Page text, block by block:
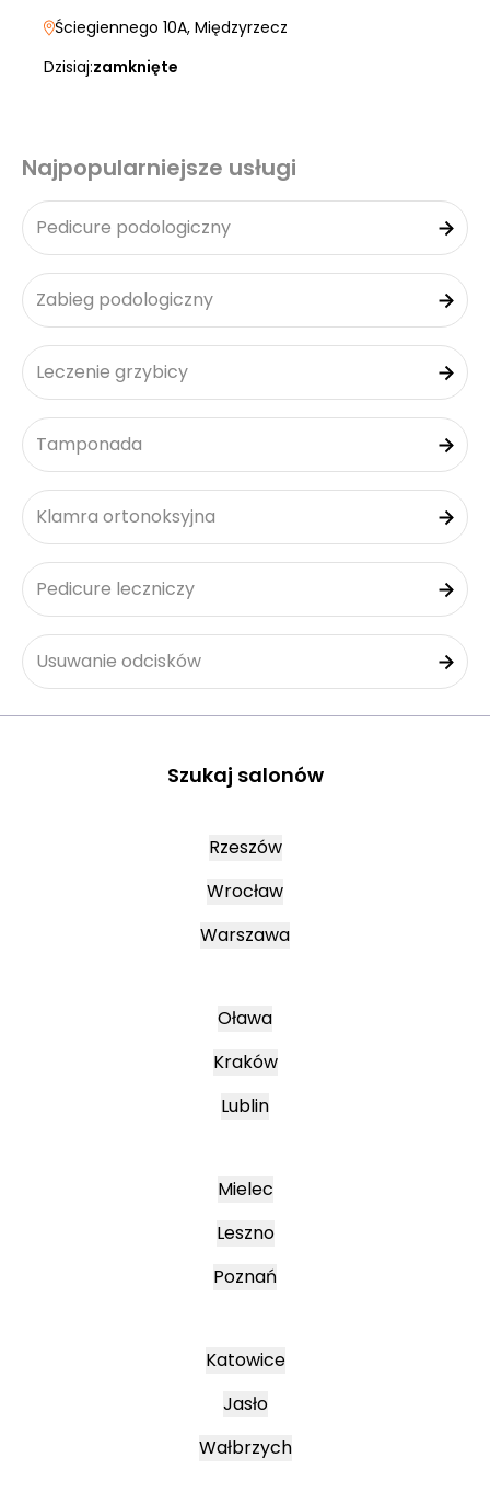
Ściegiennego 10A, Międzyrzecz
Dzisiaj:zamknięte
Najpopularniejsze usługi
Pedicure podologiczny
Zabieg podologiczny
Leczenie grzybicy
Tamponada
Klamra ortonoksyjna
Pedicure leczniczy
Usuwanie odcisków
Szukaj salonów
Rzeszów
Wrocław
Warszawa
Oława
Kraków
Lublin
Mielec
Leszno
Poznań
Katowice
Jasło
Wałbrzych